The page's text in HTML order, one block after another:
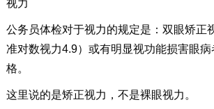
视力
公务员体检对于视力的规定是：双眼矫正
准对数视力4.9）或有明显视功能损害眼
格。
这里说的是矫正视力，不是裸眼视力。